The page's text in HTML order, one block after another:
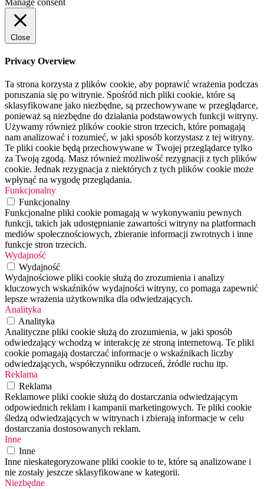
Close
Privacy Overview
Ta strona korzysta z plików cookie, aby poprawić wrażenia podczas
poruszania się po witrynie. Spośród nich pliki cookie, które są
sklasyfikowane jako niezbędne, są przechowywane w przeglądarce,
ponieważ są niezbędne do działania podstawowych funkcji witryny.
Używamy również plików cookie stron trzecich, które pomagają
nam analizować i rozumieć, w jaki sposób korzystasz z tej witryny.
Te pliki cookie będą przechowywane w Twojej przeglądarce tylko
za Twoją zgodą. Masz również możliwość rezygnacji z tych plików
cookie. Jednak rezygnacja z niektórych z tych plików cookie może
wpłynąć na wygodę przeglądania.
Funkcjonalny
Funkcjonalny
Funkcjonalne pliki cookie pomagają w wykonywaniu pewnych
funkcji, takich jak udostępnianie zawartości witryny na platformach
mediów społecznościowych, zbieranie informacji zwrotnych i inne
funkcje stron trzecich.
Wydajność
Wydajność
Wydajnościowe pliki cookie służą do zrozumienia i analizy
kluczowych wskaźników wydajności witryny, co pomaga zapewnić
lepsze wrażenia użytkownika dla odwiedzających.
Analityka
Analityka
Analityczne pliki cookie służą do zrozumienia, w jaki sposób
odwiedzający wchodzą w interakcję ze stroną internetową. Te pliki
cookie pomagają dostarczać informacje o wskaźnikach liczby
odwiedzających, współczynniku odrzuceń, źródle ruchu itp.
Reklama
Reklama
Reklamowe pliki cookie służą do dostarczania odwiedzającym
odpowiednich reklam i kampanii marketingowych. Te pliki cookie
śledzą odwiedzających w witrynach i zbierają informacje w celu
dostarczania dostosowanych reklam.
Inne
Inne
Inne nieskategoryzowane pliki cookie to te, które są analizowane i
nie zostały jeszcze sklasyfikowane w kategorii.
Niezbędne